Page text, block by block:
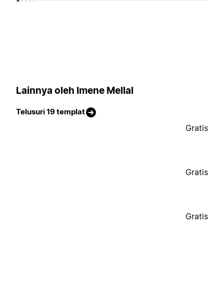
Lainnya oleh Imene Mellal
Telusuri 19 templat
Gratis
Gratis
Gratis